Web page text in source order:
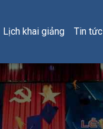
Lịch khai giảng Tin tức